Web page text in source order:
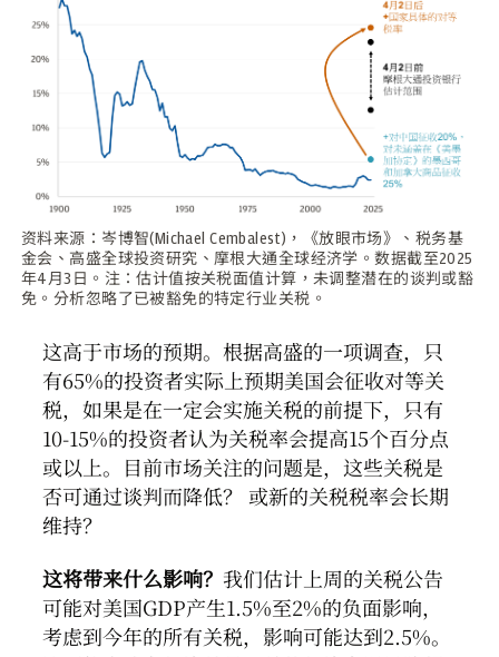
资料来源：岑博智(Michael Cembalest)，《放眼市场》、税务基
金会、高盛全球投资研究、摩根大通全球经济学。数据截至2025
年4月3日。注：估计值按关税面值计算，未调整潜在的谈判或豁
免。分析忽略了已被豁免的特定行业关税。
这高于市场的预期。根据高盛的一项调查，只
有65%的投资者实际上预期美国会征收对等关
税，如果是在一定会实施关税的前提下，只有
10-15%的投资者认为关税率会提高15个百分点
或以上。目前市场关注的问题是，这些关税是
否可通过谈判而降低？ 或新的关税税率会长期
维持？
这将带来什么影响？ 我们估计上周的关税公告
可能对美国GDP产生1.5%至2%的负面影响，
考虑到今年的所有关税，影响可能达到2.5%。